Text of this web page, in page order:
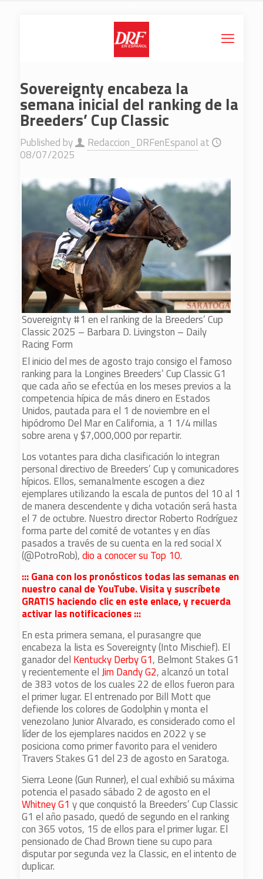
Sovereignty encabeza la
semana inicial del ranking de la
Breeders’ Cup Classic
Published by Redaccion_DRFenEspanol at
08/07/2025
Sovereignty #1 en el ranking de la Breeders’ Cup
Classic 2025 – Barbara D. Livingston – Daily
Racing Form
El inicio del mes de agosto trajo consigo el famoso
ranking para la Longines Breeders’ Cup Classic G1
que cada año se efectúa en los meses previos a la
competencia hípica de más dinero en Estados
Unidos, pautada para el 1 de noviembre en el
hipódromo Del Mar en California, a 1 1/4 millas
sobre arena y $7,000,000 por repartir.
Los votantes para dicha clasificación lo integran
personal directivo de Breeders’ Cup y comunicadores
hípicos. Ellos, semanalmente escogen a diez
ejemplares utilizando la escala de puntos del 10 al 1
de manera descendente y dicha votación será hasta
el 7 de octubre. Nuestro director Roberto Rodríguez
forma parte del comité de votantes y en días
pasados a través de su cuenta en la red social X
(@PotroRob),dio a conocer su Top 10.
::: Gana con los pronósticos todas las semanas en
nuestro canal de YouTube. Visita y suscríbete
GRATIS haciendo clic en este enlace, y recuerda
activar las notificaciones :::
En esta primera semana, el purasangre que
encabeza la lista es Sovereignty (Into Mischief). El
ganador del Kentucky Derby G1, Belmont Stakes G1
y recientemente elJim Dandy G2, alcanzó un total
de 383 votos de los cuales 22 de ellos fueron para
el primer lugar. El entrenado por Bill Mott que
defiende los colores de Godolphin y monta el
venezolano Junior Alvarado, es considerado como el
líder de los ejemplares nacidos en 2022 y se
posiciona como primer favorito para el venidero
Travers Stakes G1 del 23 de agosto en Saratoga.
Sierra Leone (Gun Runner), el cual exhibió su máxima
potencia el pasado sábado 2 de agosto en el
Whitney G1 y que conquistó la Breeders’ Cup Classic
G1 el año pasado, quedó de segundo en el ranking
con 365 votos, 15 de ellos para el primer lugar. El
pensionado de Chad Brown tiene su cupo para
disputar por segunda vez la Classic, en el intento de
duplicar.